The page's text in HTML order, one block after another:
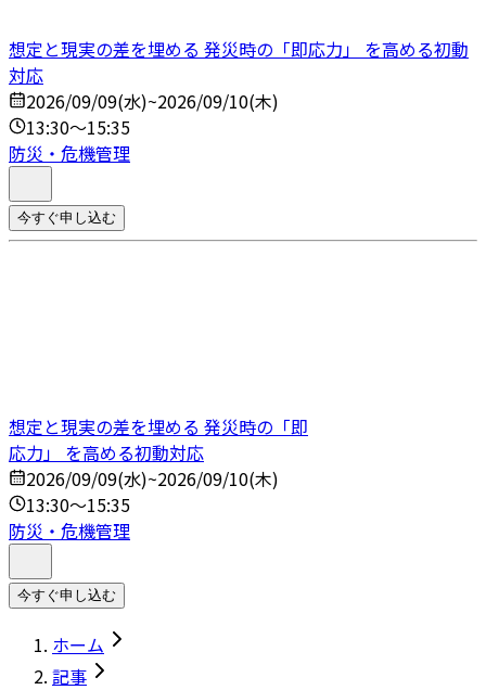
想定と現実の差を埋める 発災時の「即応力」 を高める初動
対応
2026/09/09(水)~2026/09/10(木)
13:30～15:35
防災・危機管理
今すぐ申し込む
想定と現実の差を埋める 発災時の「即
応力」 を高める初動対応
2026/09/09(水)~2026/09/10(木)
13:30～15:35
防災・危機管理
今すぐ申し込む
ホーム
記事